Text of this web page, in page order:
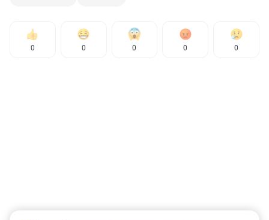
0 0 0 0 0